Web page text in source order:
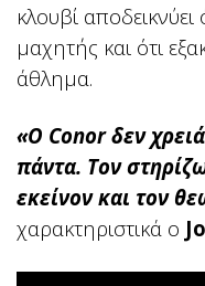
κλουβί
μαχητής και ότι
άθλημα.
«Ο Conor δεν
πάντα. Τον
εκείνον και τον
χαρακτηριστικά ο